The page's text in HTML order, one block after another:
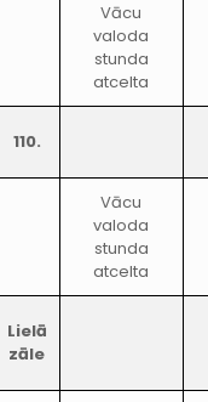
Vācu
valoda
stunda
atcelta
110.
Vācu
valoda
stunda
atcelta
Lielā
zāle